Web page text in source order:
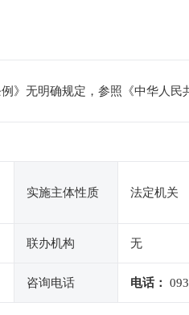
》无明确规定，参照《中华人民
实施主体性质 法定机关
联办机构 无
咨询电话 电话：